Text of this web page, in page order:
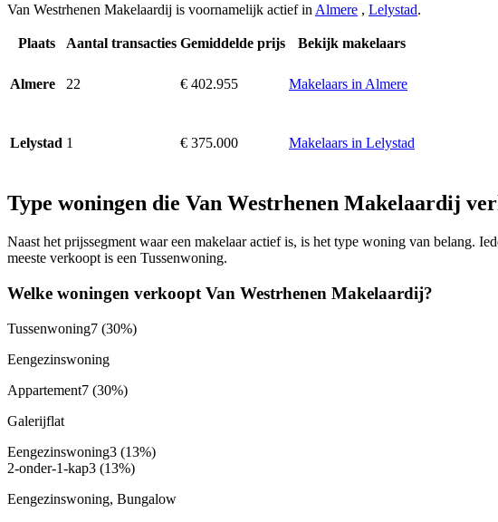
Van Westrhenen Makelaardij is voornamelijk actief in Almere , Lelystad.
Plaats Aantal transacties Gemiddelde prijs Bekijk makelaars
Almere 22 € 402.955 Makelaars in Almere
Lelystad 1 € 375.000 Makelaars in Lelystad
Type woningen die Van Westrhenen Makelaardij
Naast het prijssegment waar een makelaar actief is, is het type woning van belang.
meeste verkoopt is een Tussenwoning.
Welke woningen verkoopt Van Westrhenen Makelaardij?
Tussenwoning7 (30%)
Eengezinswoning
Appartement7 (30%)
Galerijflat
Eengezinswoning3 (13%)
2-onder-1-kap3 (13%)
Eengezinswoning, Bungalow